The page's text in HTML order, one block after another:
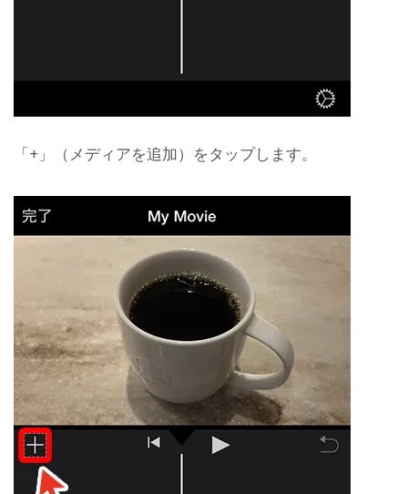
「+」（メディアを追加）をタップします。